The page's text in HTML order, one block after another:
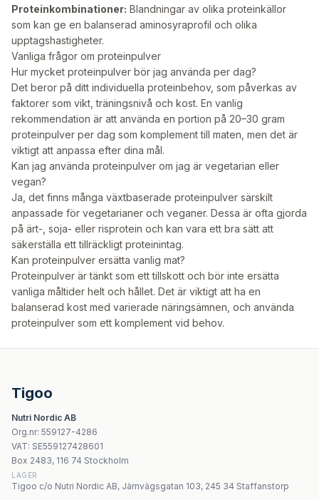
Proteinkombinationer: Blandningar av olika proteinkällor
som kan ge en balanserad aminosyraprofil och olika
upptagshastigheter.
Vanliga frågor om proteinpulver
Hur mycket proteinpulver bör jag använda per dag?
Det beror på ditt individuella proteinbehov, som påverkas av
faktorer som vikt, träningsnivå och kost. En vanlig
rekommendation är att använda en portion på 20–30 gram
proteinpulver per dag som komplement till maten, men det är
viktigt att anpassa efter dina mål.
Kan jag använda proteinpulver om jag är vegetarian eller
vegan?
Ja, det finns många växtbaserade proteinpulver särskilt
anpassade för vegetarianer och veganer. Dessa är ofta gjorda
på ärt-, soja- eller risprotein och kan vara ett bra sätt att
säkerställa ett tillräckligt proteinintag.
Kan proteinpulver ersätta vanlig mat?
Proteinpulver är tänkt som ett tillskott och bör inte ersätta
vanliga måltider helt och hållet. Det är viktigt att ha en
balanserad kost med varierade näringsämnen, och använda
proteinpulver som ett komplement vid behov.
Tigoo
Nutri Nordic AB
Org.nr: 559127-4286
VAT: SE559127428601
Box 2483, 116 74 Stockholm
LAGER
Tigoo c/o Nutri Nordic AB, Järnvägsgatan 103, 245 34 Staffanstorp